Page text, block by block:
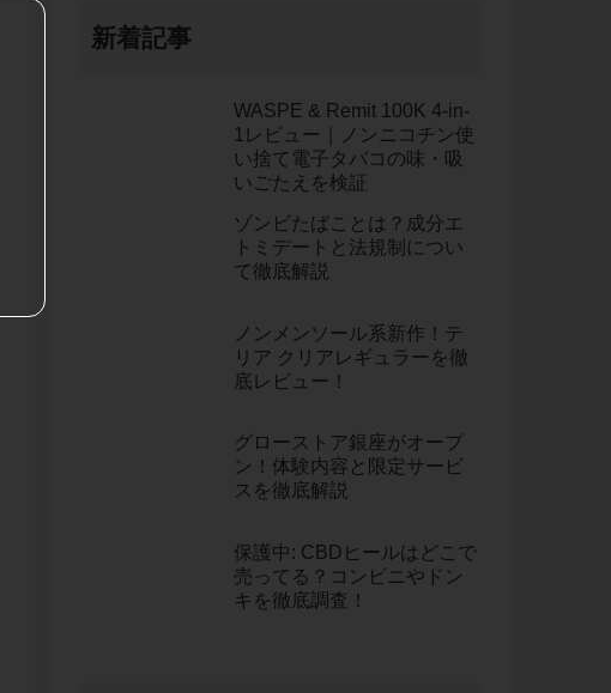
新着記事
WASPE & Remit 100K 4-in-
1レビュー｜ノンニコチン使
い捨て電子タバコの味・吸
いごたえを検証
ゾンビたばことは？成分エ
トミデートと法規制につい
て徹底解説
ノンメンソール系新作！テ
リア クリアレギュラーを徹
底レビュー！
グローストア銀座がオープ
ン！体験内容と限定サービ
スを徹底解説
保護中: CBDヒールはどこで
売ってる？コンビニやドン
キを徹底調査！